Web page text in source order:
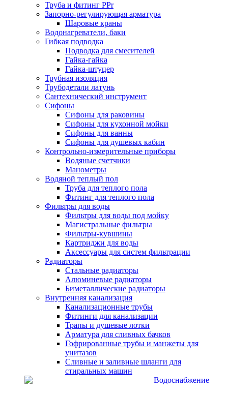
Труба и фитинг PPr
Запорно-регулирующая арматура
Шаровые краны
Водонагреватели, баки
Гибкая подводка
Подводка для смесителей
Гайка-гайка
Гайка-штуцер
Трубная изоляция
Трубодетали латунь
Сантехнический инструмент
Сифоны
Сифоны для раковины
Сифоны для кухонной мойки
Сифоны для ванны
Сифоны для душевых кабин
Контрольно-измерительные приборы
Водяные счетчики
Манометры
Водяной теплый пол
Труба для теплого пола
Фитинг для теплого пола
Фильтры для воды
Фильтры для воды под мойку
Магистральные фильтры
Фильтры-кувшины
Картриджи для воды
Аксессуары для систем фильтрации
Радиаторы
Стальные радиаторы
Алюминевые радиаторы
Биметаллические радиаторы
Внутренняя канализация
Канализационные трубы
Фитинги для канализации
Трапы и душевые лотки
Арматура для сливных бачков
Гофрированные трубы и манжеты для
унитазов
Сливные и заливные шланги для
стиральных машин